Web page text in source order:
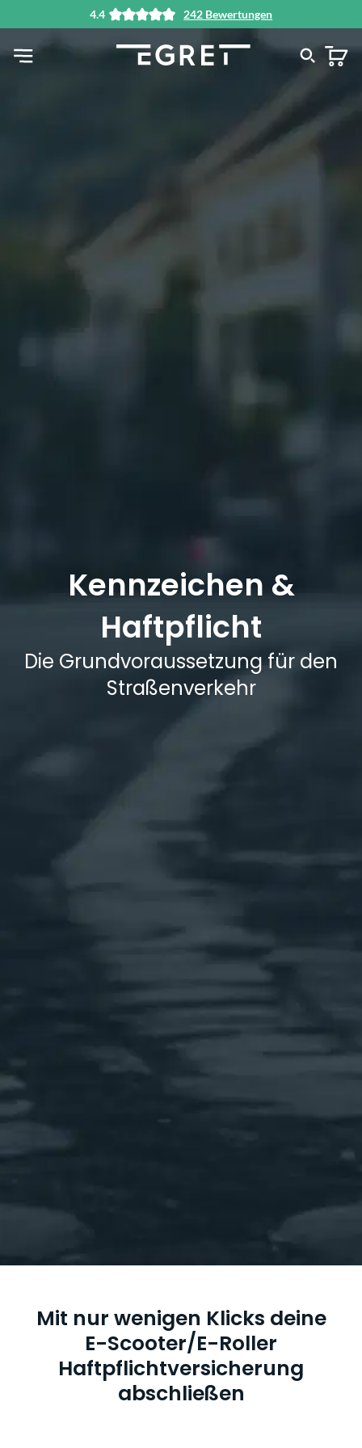
4.4 242 Bewertungen
Kennzeichen &
Haftpflicht
Die Grundvoraussetzung für den
Straßenverkehr
Mit nur wenigen Klicks deine
E-Scooter/E-Roller
Haftpflichtversicherung
abschließen